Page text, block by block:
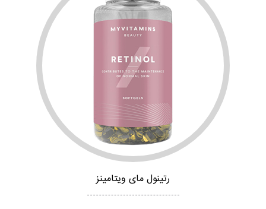
رتینول مای ویتامینز